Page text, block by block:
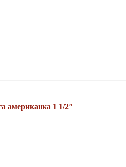
американка 1 1/2″